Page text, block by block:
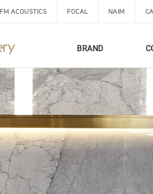
FM ACOUSTICS FOCAL NAIM
BRAND